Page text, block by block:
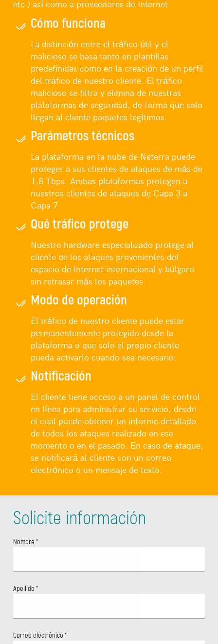
etc.) así como a proveedores de Internet.
Cómo funciona
La distinción entre el tráfico útil y el
malicioso se basa tanto en plantillas
predefinidas como en la creación de un perfil
del tráfico de nuestro cliente. El tráfico
malicioso se filtra y elimina de nuestras
plataformas de seguridad, de forma que solo
llegan al cliente paquetes legítimos.
Parámetros técnicos
La plataforma en la nube de Neterra puede
proteger a sus clientes de ataques de más de
1,8Tbps . Ambas plataformas protegen a
nuestros clientes de ataques de Capa 3 a
Capa 7.
Qué tráfico protege
Nuestro hardware especializado protege al
cliente de los ataques provenientes del
espacio de Internet internacional y búlgaro
sin retrasar más los paquetes.
Modo de operación
El tráfico de nuestro cliente puede estar
permanentemente protegido desde la
plataforma o que solo el propio cliente
pueda activarlo cuando sea necesario.
Notificación
El cliente tiene acceso a un panel de control
en línea para administrar su servicio, desde
el cual puede obtener un informe detallado
de todos los ataques realizado en ese
momento o en el pasado. En caso de ataque,
se notificará al cliente con un correo
electrónico o un mensaje de texto.
Solicite información
Nombre*
Apellido*
Correo electrónico*